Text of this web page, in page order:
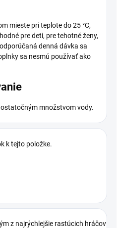
mieste pri teplote do 25 °C,
pre deti, pre tehotné ženy,
denná dávka sa
sa nesmú používať ako
množstvom vody.
k tejto položke.
z najrýchlejšie rastúcich hráčov